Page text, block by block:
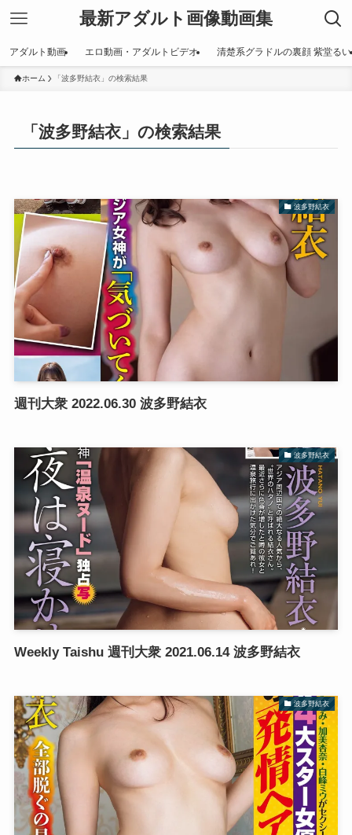
最新アダルト画像動画集
アダルト動画 エロ動画・アダルトビデオ 清楚系グラドルの裏顔 紫堂るい
ホーム 「波多野結衣」の検索結果
「波多野結衣」の検索結果
波多野結衣
週刊大衆 2022.06.30 波多野結衣
波多野結衣
Weekly Taishu 週刊大衆 2021.06.14 波多野結衣
波多野結衣